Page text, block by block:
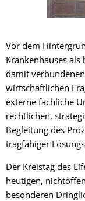
Vor dem
Krankenhauses
damit
wirtschaftlichen
externe fachliche
rechtlichen,
Begleitung des
tragfähiger
Der Kreistag des
heutigen,
besonderen